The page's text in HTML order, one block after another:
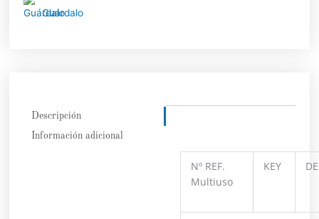
Guárdalo
Descripción
Información adicional
Nº REF.
Multiuso
KEY